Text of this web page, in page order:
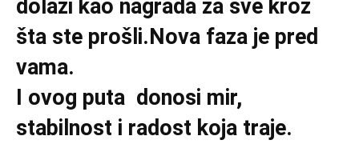
dolazi kao nagrada za sve kroz
šta ste prošli.Nova faza je pred
vama.
I ovog puta donosi mir,
stabilnost i radost koja traje.